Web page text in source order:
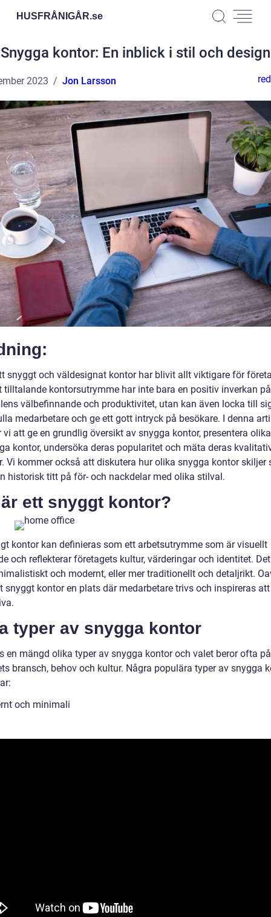
HUSFRÅNIGÅR.se
Snygga kontor: En inblick i stil och design
2023 Jon Larsson
snyggt och väldesignat kontor har blivit allt viktigare för
tilltalande kontorsutrymme har inte bara en positiv inverkan på
välbefinnande och produktivitet, utan kan även locka till
medarbetare och ge ett gott intryck på besökare. I denna
vi att ge en grundlig översikt av snygga kontor, presentera
kontor, undersöka deras popularitet och mäta deras
Vi kommer också att diskutera hur olika snygga kontor skiljer
historisk titt på för- och nackdelar med olika stilval.
ett snyggt kontor?
kontor kan definieras som ett arbetsutrymme som är visuellt
och reflekterar företagets kultur, värderingar och identitet.
och modernt, eller mer traditionellt och detaljrikt.
snyggt kontor en plats där medarbetare trivs och inspireras
typer av snygga kontor
en mängd olika typer av snygga kontor och valet beror ofta på
bransch, behov och kultur. Några populära typer av snygga
och minimali